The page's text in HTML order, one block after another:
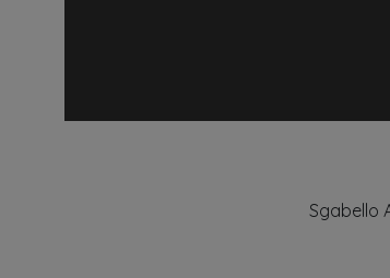
Sgabello